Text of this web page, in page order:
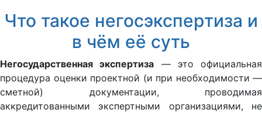
Что такое негосэкспертиза и
в чём её суть
Негосударственная экспертиза — это официальная
процедура оценки проектной (и при необходимости —
сметной) документации, проводимая
аккредитованными экспертными организациями, не